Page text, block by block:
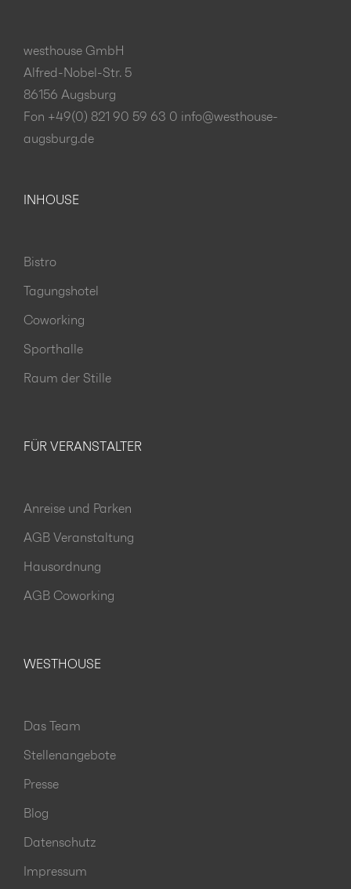
westhouse GmbH
Alfred-Nobel-Str. 5
86156 Augsburg
Fon +49(0) 821 90 59 63 0 info@westhouse-
augsburg.de
INHOUSE
Bistro
Tagungshotel
Coworking
Sporthalle
Raum der Stille
FÜR VERANSTALTER
Anreise und Parken
AGB Veranstaltung
Hausordnung
AGB Coworking
WESTHOUSE
Das Team
Stellenangebote
Presse
Blog
Datenschutz
Impressum